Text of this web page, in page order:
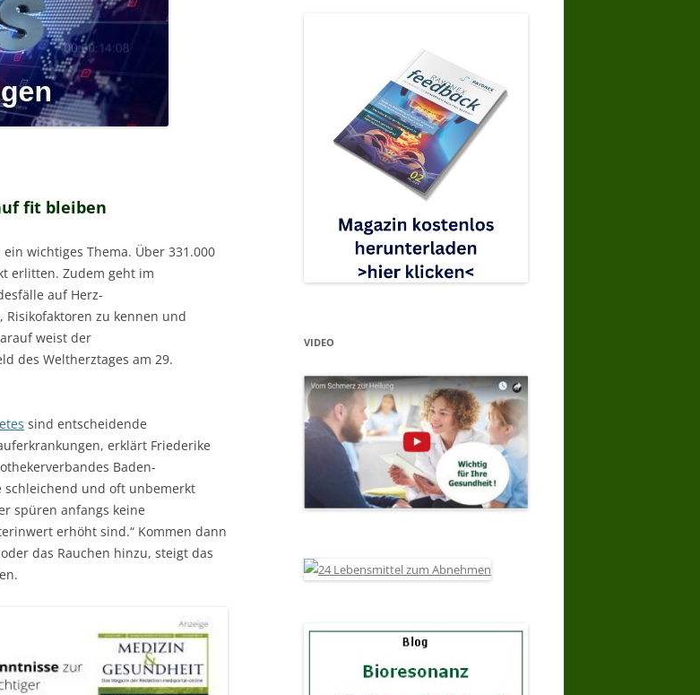
fit bleiben
wichtiges Thema. Über 331.000
erlitten. Zudem geht im
auf Herz-
Risikofaktoren zu kennen und
weist der
des Weltherztages am 29.
sind entscheidende
erklärt Friederike
Baden-
schleichend und oft unbemerkt
spüren anfangs keine
erhöht sind.“ Kommen dann
das Rauchen hinzu, steigt das
VIDEO